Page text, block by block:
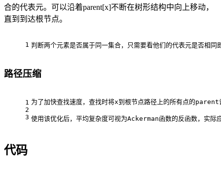
合的代表元。可以沿着parent[x]不断在树形结构中向上移动，
直到到达根节点。
1 判断两个元素是否属于同一集合，只需要看他们的代表元是否相同
路径压缩
1
2
3
为了加快查找速度，查找时将x到根节点路径上的所有点的parent
使用该优化后，平均复杂度可视为Ackerman函数的反函数，实际
代码